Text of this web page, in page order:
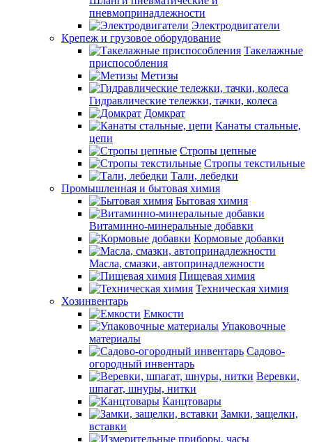
пневмопринадлежности
Электродвигатели
Крепеж и грузовое оборудование
Такелажные
приспособления
Метизы
Гидравлические тележки, тачки, колеса
Домкрат
Канаты стальные,
цепи
Стропы цепные
Стропы текстильные
Тали, лебедки
Промышленная и бытовая химия
Бытовая химия
Витаминно-минеральные добавки
Кормовые добавки
Масла, смазки, автопринадлежности
Пищевая химия
Техническая химия
Хозинвентарь
Емкости
Упаковочные
материалы
Садово-
огородный инвентарь
Веревки,
шпагат, шнуры, нитки
Канцтовары
Замки, защелки,
вставки